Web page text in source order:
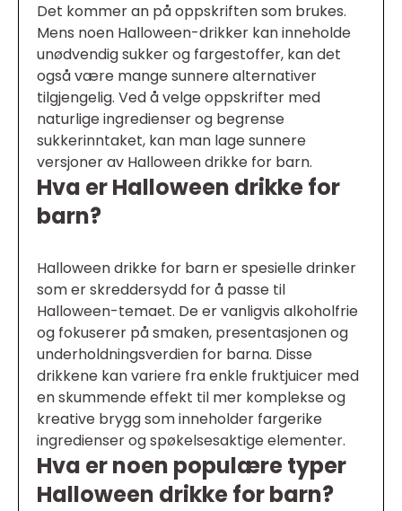
Det kommer an på oppskriften som brukes.
Mens noen Halloween-drikker kan inneholde
unødvendig sukker og fargestoffer, kan det
også være mange sunnere alternativer
tilgjengelig. Ved å velge oppskrifter med
naturlige ingredienser og begrense
sukkerinntaket, kan man lage sunnere
versjoner av Halloween drikke for barn.
Hva er Halloween drikke for
barn?
Halloween drikke for barn er spesielle drinker
som er skreddersydd for å passe til
Halloween-temaet. De er vanligvis alkoholfrie
og fokuserer på smaken, presentasjonen og
underholdningsverdien for barna. Disse
drikkene kan variere fra enkle fruktjuicer med
en skummende effekt til mer komplekse og
kreative brygg som inneholder fargerike
ingredienser og spøkelsesaktige elementer.
Hva er noen populære typer
Halloween drikke for barn?